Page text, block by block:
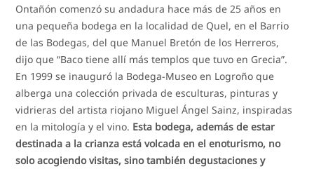
Ontañón comenzó su andadura hace más de 25 años en
una pequeña bodega en la localidad de Quel, en el Barrio
de las Bodegas, del que Manuel Bretón de los Herreros,
dijo que “Baco tiene allí más templos que tuvo en Grecia”.
En 1999 se inauguró la Bodega-Museo en Logroño que
alberga una colección privada de esculturas, pinturas y
vidrieras del artista riojano Miguel Ángel Sainz, inspiradas
en la mitología y el vino. Esta bodega, además de estar
destinada a la crianza está volcada en el enoturismo, no
solo acogiendo visitas, sino también degustaciones y